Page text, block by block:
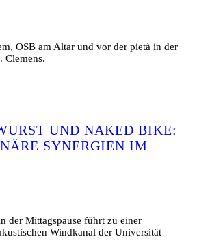
OSB am Altar und vor der pietà in der
Clemens.
UND NAKED BIKE:
SYNERGIEN IM
der Mittagspause führt zu einer
Windkanal der Universität